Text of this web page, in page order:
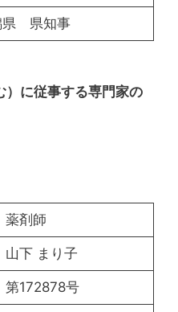
県 県知事
）に従事する専門家の
薬剤師
山下 まり子
第172878号